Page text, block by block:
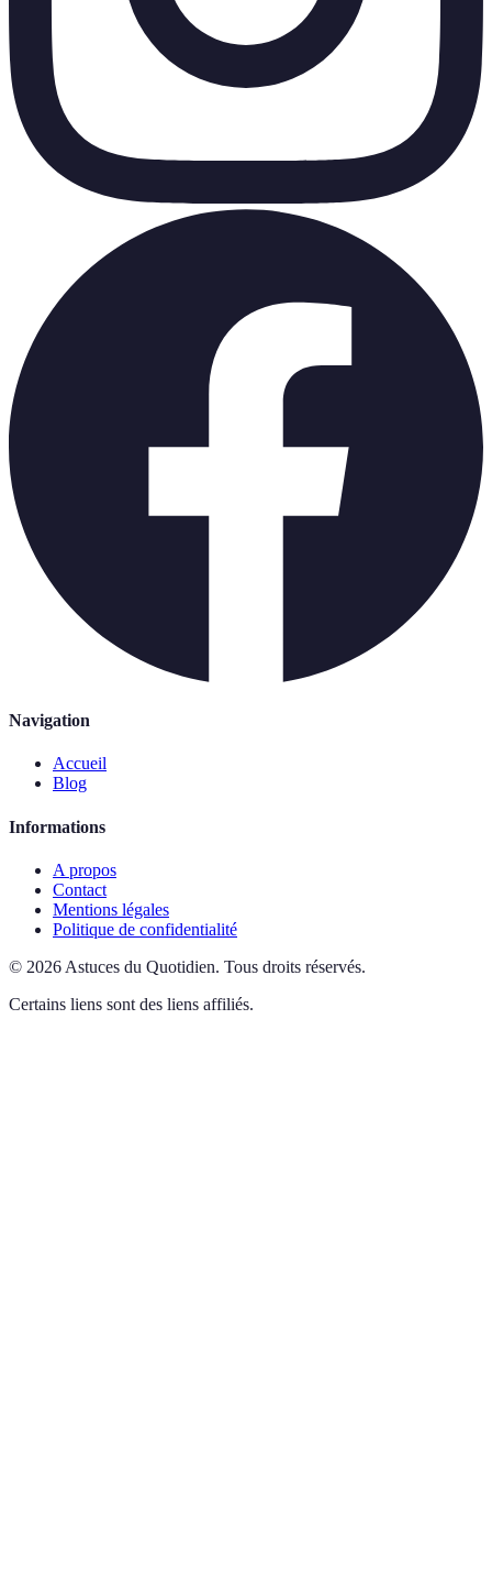
Navigation
Accueil
Blog
Informations
A propos
Contact
Mentions légales
Politique de confidentialité
© 2026 Astuces du Quotidien. Tous droits réservés.
Certains liens sont des liens affiliés.